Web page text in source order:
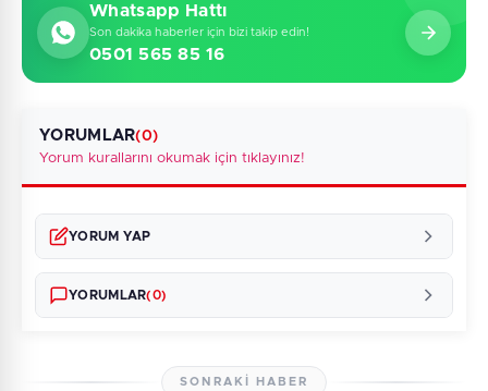
Whatsapp Hattı
Son dakika haberler için bizi takip edin!
0501 565 85 16
YORUMLAR(0)
Yorum kurallarını okumak için tıklayınız!
YORUM YAP
YORUMLAR(0)
SONRAKI HABER